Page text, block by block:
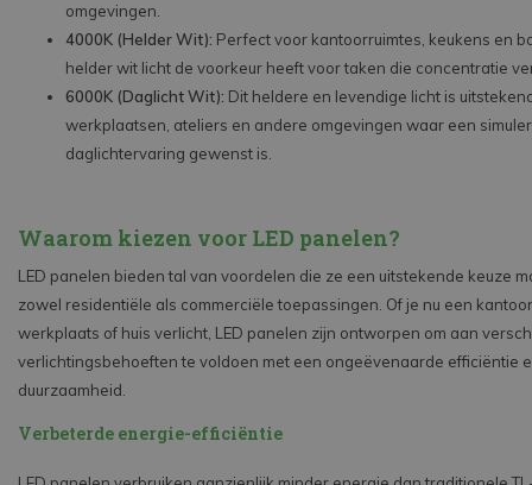
omgevingen.
4000K (Helder Wit): Perfect voor kantoorruimtes, keukens en
helder wit licht de voorkeur heeft voor taken die concentratie
6000K (Daglicht Wit): Dit heldere en levendige licht is
werkplaatsen, ateliers en andere omgevingen waar een
daglichtervaring gewenst is.
Waarom kiezen voor LED panelen?
LED panelen bieden tal van voordelen die ze een uitstekende keuze
zowel residentiële als commerciële toepassingen. Of je nu een
werkplaats of huis verlicht, LED panelen zijn ontworpen om aan
verlichtingsbehoeften te voldoen met een ongeëvenaarde efficiëntie
duurzaamheid.
Verbeterde energie-efficiëntie